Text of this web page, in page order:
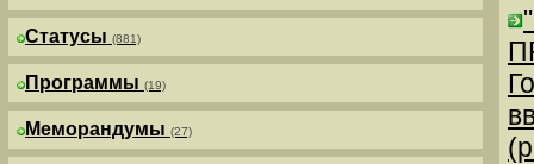
Статусы (881)
Программы (19)
Меморандумы (27)